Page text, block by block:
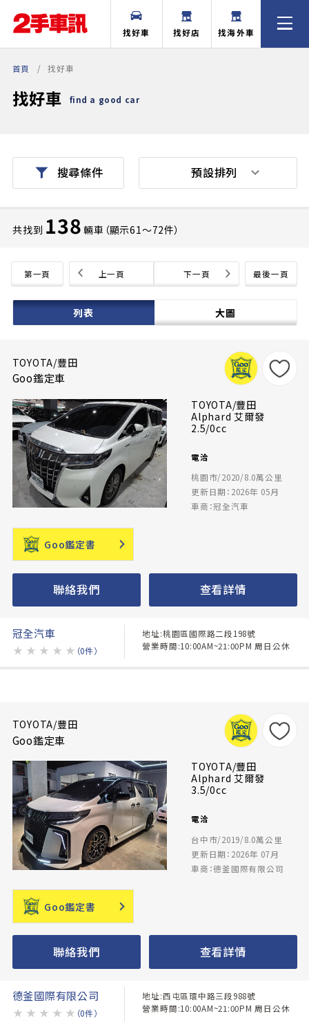
找好車 找好店 找海外車
首頁 找好車
找好車 find a good car
搜尋條件
共找到 138 輛車（顯示61〜72件）
第一頁 最後一頁
上一頁 下一頁
列表 大圖
預設排列
TOYOTA/豐田
Goo鑑定車
TOYOTA/豐田
Alphard 艾爾發
2.5/0cc
電洽
桃園市/2020/8.0萬公里
更新日期：2026年 05月
車商：冠全汽車
Goo鑑定書
聯絡我們 查看詳情
冠全汽車
★ ★ ★ ★ ★ （0件）
地址:桃園區國際路二段198號
營業時間:10:00AM~21:00PM 周日公休
TOYOTA/豐田
Goo鑑定車
TOYOTA/豐田
Alphard 艾爾發
3.5/0cc
電洽
台中市/2019/8.0萬公里
更新日期：2026年 07月
車商：德釜國際有限公司
Goo鑑定書
聯絡我們 查看詳情
德釜國際有限公司
★ ★ ★ ★ ★ （0件）
地址:西屯區環中路三段988號
營業時間:10:00AM~21:00PM 周日公休